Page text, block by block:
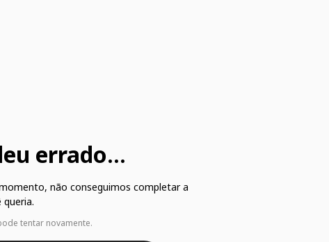
errado...
não conseguimos completar a
queria.
tentar novamente.